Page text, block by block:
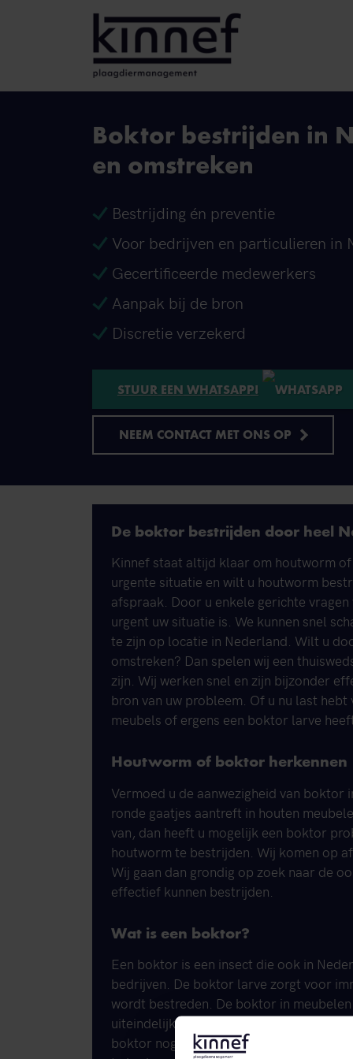
Boktor bestrijden in
en omstreken
Bestrijding én preventie
Voor bedrijven en particulieren in
Gecertificeerde medewerkers
Aanpak bij de bron
Discretie verzekerd
STUUR EEN WHATSAPP!
NEEM CONTACT MET ONS OP
De boktor bestrijden door heel
Kinnef staat altijd klaar om houtworm
urgente situatie en wilt u houtworm
afspraak. Door u enkele gerichte
urgent uw situatie is. We kunnen snel
te zijn op locatie in Nederland. Wilt u
omstreken? Dan spelen wij een
zijn. Wij werken snel en zijn bijzonder
bron van uw probleem. Of u nu last
meubels of ergens een boktor larve
Houtworm of boktor herkennen
Vermoed u de aanwezigheid van
ronde gaatjes aantreft in houten
van, dan heeft u mogelijk een boktor
houtworm te bestrijden. Wij komen op
Wij gaan dan grondig op zoek naar de
effectief kunnen bestrijden.
Wat is een boktor?
Een boktor is een insect die ook in
bedrijven. De boktor larve zorgt voor
wordt bestreden. De boktor in
uiteindelijk de integriteit en stevigheid
boktor nog veel schadelijker! Daarom is